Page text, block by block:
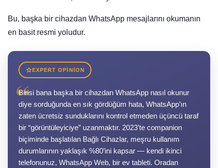
Bu, başka bir cihazdan WhatsApp mesajlarını okumanın
en basit resmi yoludur.
EXPERT OPINION
“
Birisi bana başka bir cihazdan WhatsApp nasıl okunur
diye sorduğunda en sık gördüğüm hata, WhatsApp’ın
zaten ücretsiz sunduklarını kontrol etmeden üçüncü taraf
bir “görüntüleyiciye” uzanmaktır. 2023’te companion
biçiminde başlatılan Bağlı Cihazlar, meşru kullanım
durumlarının yaklaşık %80’ini kapsar — kendi ikinci
telefonunuz, WhatsApp Web, bir ev tableti. Oradan